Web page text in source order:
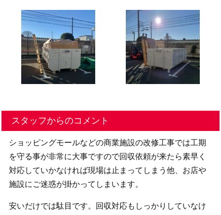
スタッフからのコメント
ショッピングモールなどの商業施設の改修工事では工期
を守る事が非常に大事ですので回収依頼が来たら素早く
対応していかなければ現場は止まってしまう他、お店や
施設にご迷惑が掛かってしまいます。
安いだけでは駄目です。回収対応もしっかりしていなけ